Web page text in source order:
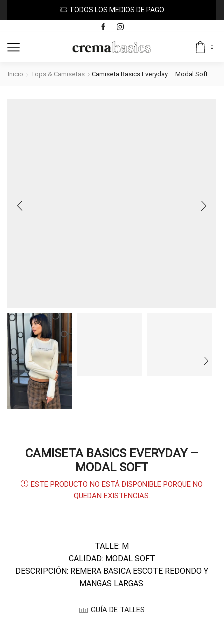
TODOS LOS MEDIOS DE PAGO
0
Inicio Tops & Camisetas Camiseta Basics Everyday – Modal Soft
CAMISETA BASICS EVERYDAY –
MODAL SOFT
ESTE PRODUCTO NO ESTÁ DISPONIBLE PORQUE NO
QUEDAN EXISTENCIAS.
TALLE: M
CALIDAD: MODAL SOFT
DESCRIPCIÓN: REMERA BASICA ESCOTE REDONDO Y
MANGAS LARGAS.
GUÍA DE TALLES